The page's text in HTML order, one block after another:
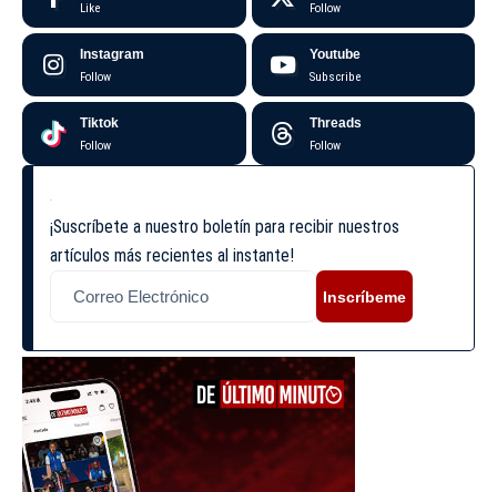
Like Follow
Instagram
Follow
Youtube
Subscribe
Tiktok
Follow
Threads
Follow
¡Suscríbete a nuestro boletín para recibir nuestros
artículos más recientes al instante!
Inscríbeme